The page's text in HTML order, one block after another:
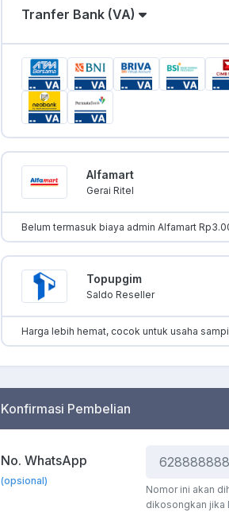
Tranfer Bank (VA)
Alfamart
Gerai Ritel
Belum termasuk biaya admin Alfamart
Topupgim
Saldo Reseller
Harga lebih hemat, cocok untuk usaha
Konfirmasi Pembelian
No. WhatsApp
(opsional)
Nomor ini akan
dikosongkan jika